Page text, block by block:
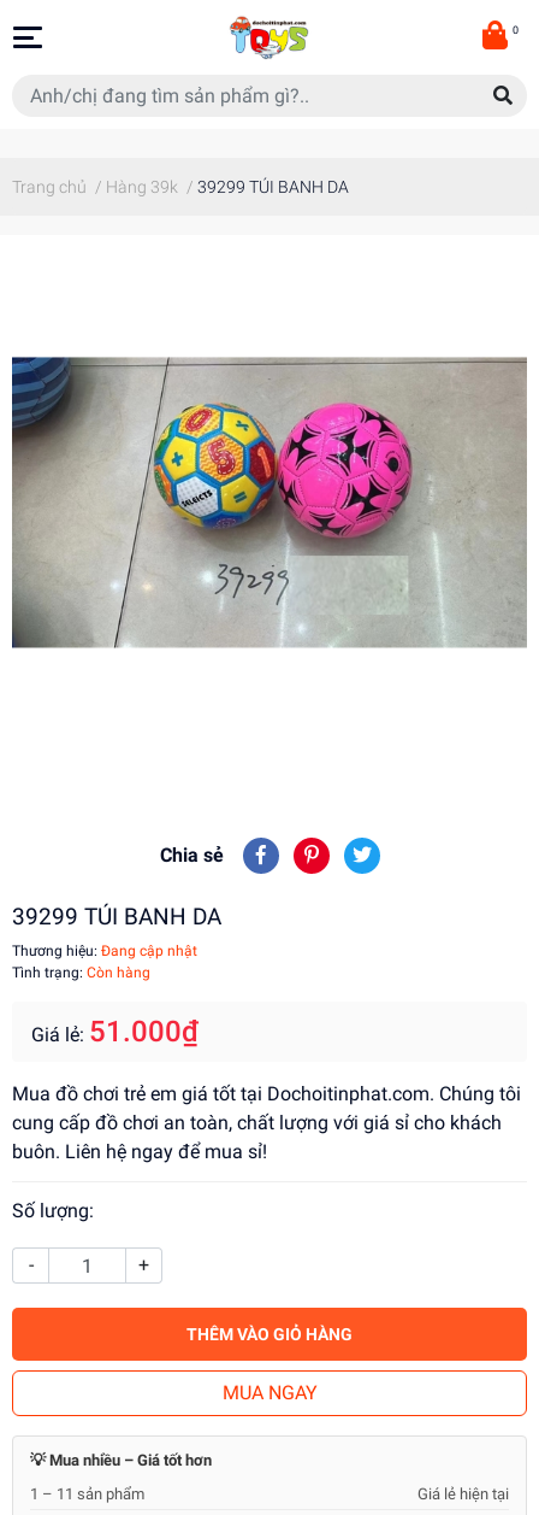
0
Trang chủ / Hàng 39k / 39299 TÚI BANH DA
Chia sẻ
39299 TÚI BANH DA
Thương hiệu: Đang cập nhật
Tình trạng: Còn hàng
Giá lẻ: 51.000₫
Mua đồ chơi trẻ em giá tốt tại Dochoitinphat.com. Chúng tôi
cung cấp đồ chơi an toàn, chất lượng với giá sỉ cho khách
buôn. Liên hệ ngay để mua sỉ!
Số lượng:
- +
THÊM VÀO GIỎ HÀNG
MUA NGAY
💡 Mua nhiều – Giá tốt hơn
1 – 11 sản phẩm
Giá lẻ hiện tại